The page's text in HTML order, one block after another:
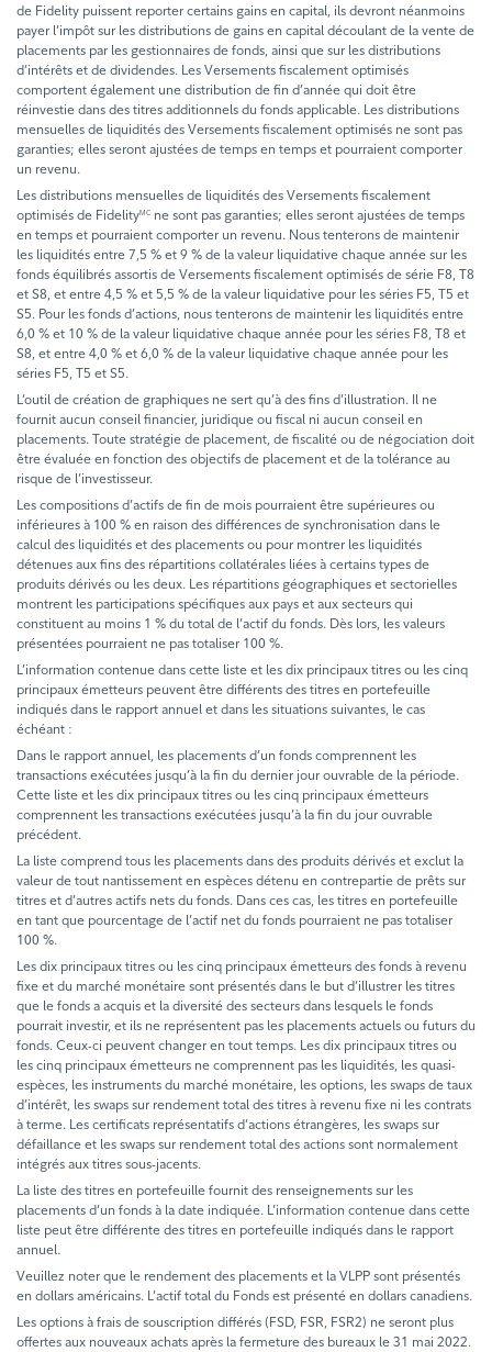
de Fidelity puissent reporter certains gains en capital, ils devront néanmoins
payer l’impôt sur les distributions de gains en capital découlant de la vente de
placements par les gestionnaires de fonds, ainsi que sur les distributions
d’intérêts et de dividendes. Les Versements fiscalement optimisés
comportent également une distribution de fin d’année qui doit être
réinvestie dans des titres additionnels du fonds applicable. Les distributions
mensuelles de liquidités des Versements fiscalement optimisés ne sont pas
garanties; elles seront ajustées de temps en temps et pourraient comporter
un revenu.
Les distributions mensuelles de liquidités des Versements fiscalement
optimisés de FidelityMC ne sont pas garanties; elles seront ajustées de temps
en temps et pourraient comporter un revenu. Nous tenterons de maintenir
les liquidités entre 7,5 % et 9 % de la valeur liquidative chaque année sur les
fonds équilibrés assortis de Versements fiscalement optimisés de série F8, T8
et S8, et entre 4,5 % et 5,5 % de la valeur liquidative pour les séries F5, T5 et
S5. Pour les fonds d’actions, nous tenterons de maintenir les liquidités entre
6,0 % et 10 % de la valeur liquidative chaque année pour les séries F8, T8 et
S8, et entre 4,0 % et 6,0 % de la valeur liquidative chaque année pour les
séries F5, T5 et S5.
L’outil de création de graphiques ne sert qu’à des fins d’illustration. Il ne
fournit aucun conseil financier, juridique ou fiscal ni aucun conseil en
placements. Toute stratégie de placement, de fiscalité ou de négociation doit
être évaluée en fonction des objectifs de placement et de la tolérance au
risque de l’investisseur.
Les compositions d’actifs de fin de mois pourraient être supérieures ou
inférieures à 100 % en raison des différences de synchronisation dans le
calcul des liquidités et des placements ou pour montrer les liquidités
détenues aux fins des répartitions collatérales liées à certains types de
produits dérivés ou les deux. Les répartitions géographiques et sectorielles
montrent les participations spécifiques aux pays et aux secteurs qui
constituent au moins 1 % du total de l’actif du fonds. Dès lors, les valeurs
présentées pourraient ne pas totaliser 100 %.
L’information contenue dans cette liste et les dix principaux titres ou les cinq
principaux émetteurs peuvent être différents des titres en portefeuille
indiqués dans le rapport annuel et dans les situations suivantes, le cas
échéant :
Dans le rapport annuel, les placements d’un fonds comprennent les
transactions exécutées jusqu’à la fin du dernier jour ouvrable de la période.
Cette liste et les dix principaux titres ou les cinq principaux émetteurs
comprennent les transactions exécutées jusqu’à la fin du jour ouvrable
précédent.
La liste comprend tous les placements dans des produits dérivés et exclut la
valeur de tout nantissement en espèces détenu en contrepartie de prêts sur
titres et d’autres actifs nets du fonds. Dans ces cas, les titres en portefeuille
en tant que pourcentage de l’actif net du fonds pourraient ne pas totaliser
100 %.
Les dix principaux titres ou les cinq principaux émetteurs des fonds à revenu
fixe et du marché monétaire sont présentés dans le but d’illustrer les titres
que le fonds a acquis et la diversité des secteurs dans lesquels le fonds
pourrait investir, et ils ne représentent pas les placements actuels ou futurs du
fonds. Ceux-ci peuvent changer en tout temps. Les dix principaux titres ou
les cinq principaux émetteurs ne comprennent pas les liquidités, les quasi-
espèces, les instruments du marché monétaire, les options, les swaps de taux
d’intérêt, les swaps sur rendement total des titres à revenu fixe ni les contrats
à terme. Les certificats représentatifs d’actions étrangères, les swaps sur
défaillance et les swaps sur rendement total des actions sont normalement
intégrés aux titres sous-jacents.
La liste des titres en portefeuille fournit des renseignements sur les
placements d’un fonds à la date indiquée. L’information contenue dans cette
liste peut être différente des titres en portefeuille indiqués dans le rapport
annuel.
Veuillez noter que le rendement des placements et la VLPP sont présentés
en dollars américains. L’actif total du Fonds est présenté en dollars canadiens.
Les options à frais de souscription différés (FSD, FSR, FSR2) ne seront plus
offertes aux nouveaux achats après la fermeture des bureaux le 31 mai 2022.